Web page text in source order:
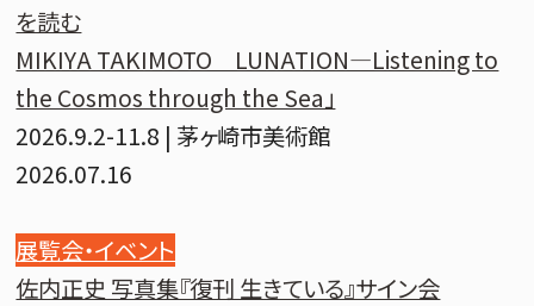
を読む
MIKIYA TAKIMOTO LUNATION—Listening to
the Cosmos through the Sea」
2026.9.2-11.8 | 茅ヶ崎市美術館
2026.07.16
展覧会・イベント
佐内正史 写真集『復刊 生きている』サイン会